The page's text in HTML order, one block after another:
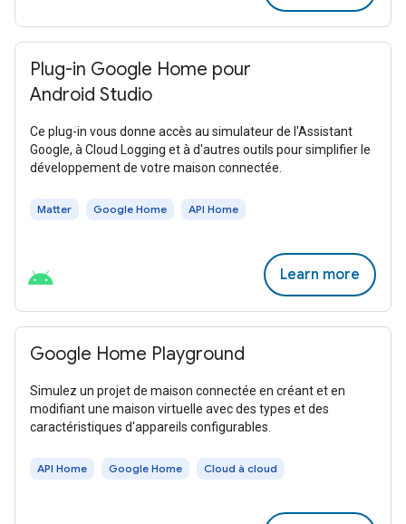
Plug-in Google Home pour
Android Studio
Ce plug-in vous donne accès au simulateur de l'Assistant
Google, à Cloud Logging et à d'autres outils pour simplifier le
développement de votre maison connectée.
Matter Google Home API Home
Learn more
Google Home Playground
Simulez un projet de maison connectée en créant et en
modifiant une maison virtuelle avec des types et des
caractéristiques d'appareils configurables.
API Home Google Home Cloud à cloud